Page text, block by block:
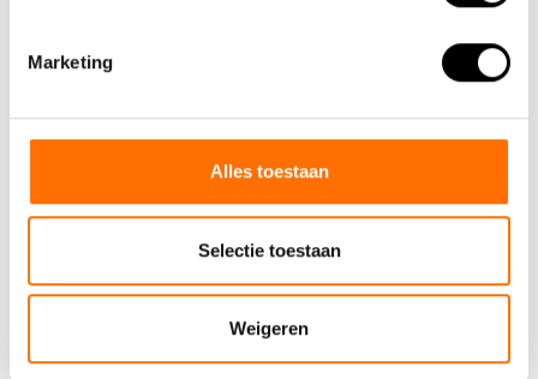
Marketing
Alles toestaan
Selectie toestaan
Weigeren
Nieuwe Eerdsebaan 16, 5482 VS Schijndel Nederland
Handelskammernummer: 62140957